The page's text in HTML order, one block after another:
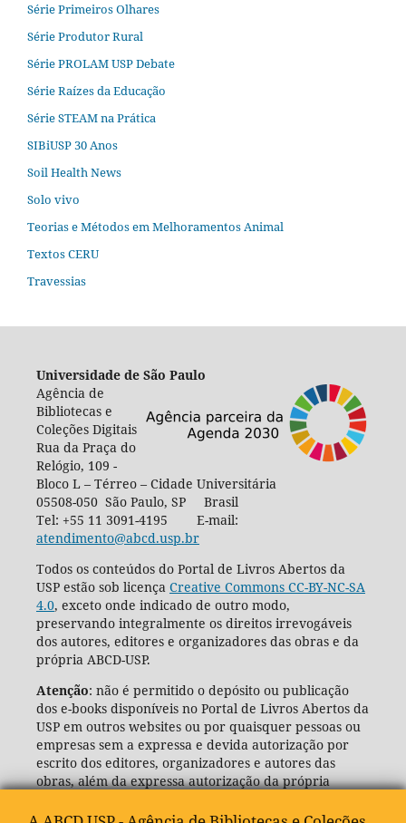
Série Primeiros Olhares
Série Produtor Rural
Série PROLAM USP Debate
Série Raízes da Educação
Série STEAM na Prática
SIBiUSP 30 Anos
Soil Health News
Solo vivo
Teorias e Métodos em Melhoramentos Animal
Textos CERU
Travessias
Universidade de São Paulo
Agência de
Bibliotecas e
Coleções Digitais
Rua da Praça do
Relógio, 109 -
Bloco L – Térreo – Cidade Universitária
05508-050 São Paulo, SP Brasil
Tel: +55 11 3091-4195 E-mail:
atendimento@abcd.usp.br
Todos os conteúdos do Portal de Livros Abertos da
USP estão sob licença Creative Commons CC-BY-NC-SA
4.0, exceto onde indicado de outro modo,
preservando integralmente os direitos irrevogáveis
dos autores, editores e organizadores das obras e da
própria ABCD-USP.
Atenção: não é permitido o depósito ou publicação
dos e-books disponíveis no Portal de Livros Abertos da
USP em outros websites ou por quaisquer pessoas ou
empresas sem a expressa e devida autorização por
escrito dos editores, organizadores e autores das
obras, além da expressa autorização da própria
(ABCD-USP).